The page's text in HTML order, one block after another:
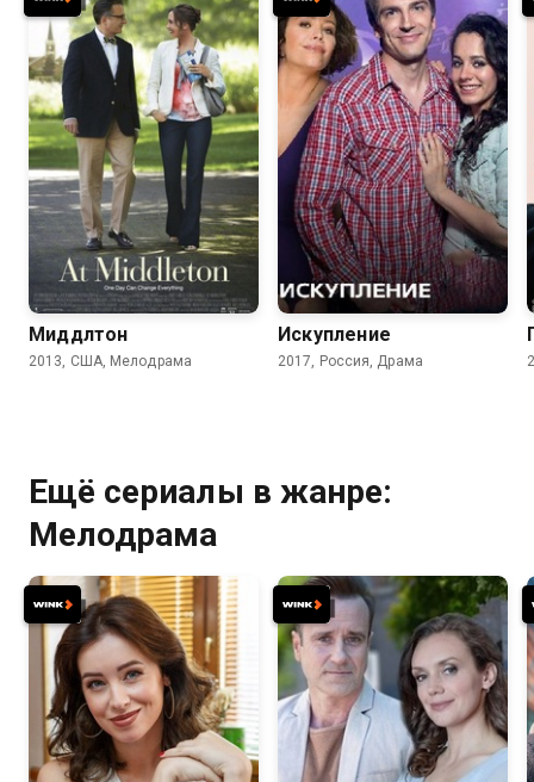
6.8 6.5
Миддлтон
2013, США, Мелодрама
6.2
Искупление
2017, Россия, Драма
Ещё сериалы в жанре:
Мелодрама